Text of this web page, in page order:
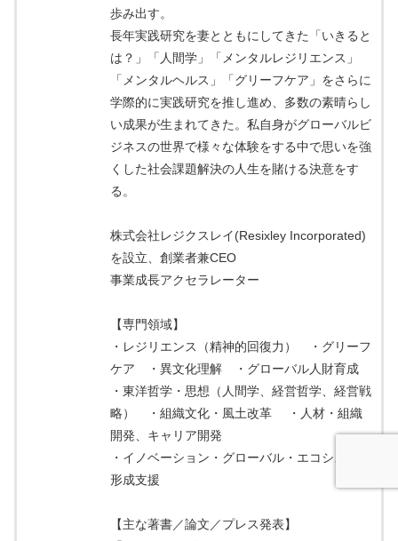
歩み出す。
長年実践研究を妻とともにしてきた「いきると
は？」「人間学」「メンタルレジリエンス」
「メンタルヘルス」「グリーフケア」をさらに
学際的に実践研究を推し進め、多数の素晴らし
い成果が生まれてきた。私自身がグローバルビ
ジネスの世界で様々な体験をする中で思いを強
くした社会課題解決の人生を賭ける決意をす
る。
株式会社レジクスレイ(Resixley Incorporated)
を設立、創業者兼CEO
事業成長アクセラレーター
【専門領域】
・レジリエンス（精神的回復力） ・グリーフ
ケア ・異文化理解 ・グローバル人財育成
・東洋哲学・思想（人間学、経営哲学、経営戦
略） ・組織文化・風土改革 ・人材・組織
開発、キャリア開発
・イノベーション・グローバル・エコシステム
形成支援
【主な著書／論文／プレス発表】